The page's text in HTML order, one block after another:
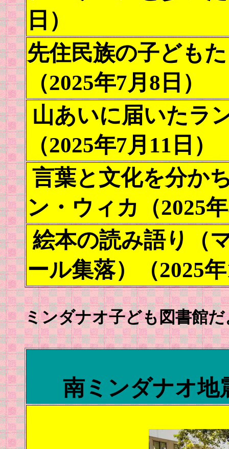
日）
先住民族の子ども
（2025年7月8日）
山あいに届いたラ
（2025年7月11日）
言葉と文化を分か
ン・ウィカ（2025
絵本の読み語り（
ール集落）（2025
ミンダナオ子ども図書館だ
南ミンダナオ地